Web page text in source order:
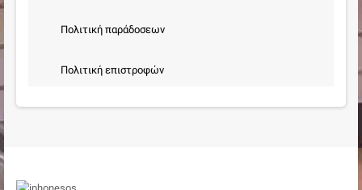
Πολιτική παράδοσεων
Πολιτική επιστροφών